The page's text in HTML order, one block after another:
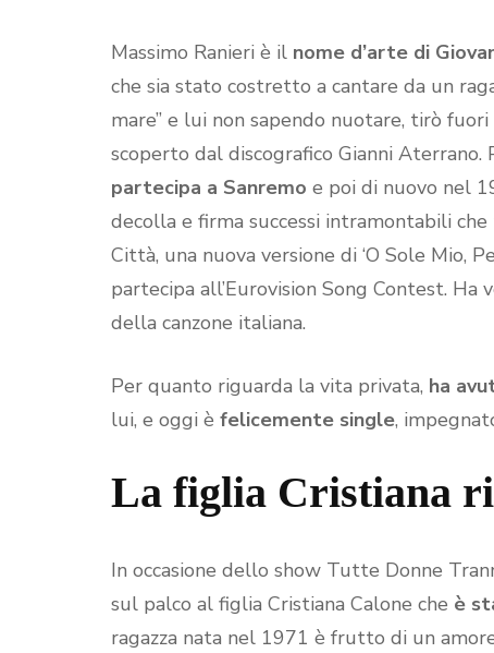
Massimo Ranieri è il nome d’arte di
che sia stato costretto a cantare da un
mare” e lui non sapendo nuotare, tirò
scoperto dal discografico Gianni
partecipa a Sanremo e poi di nuovo nel
decolla e firma successi intramontabili che
Città, una nuova versione di ‘O Sole Mio,
partecipa all’Eurovision Song Contest.
della canzone italiana.
Per quanto riguarda la vita privata, ha
lui, e oggi è felicemente single,
La figlia Cristiana
In occasione dello show Tutte Donne
sul palco al figlia Cristiana Calone che è
ragazza nata nel 1971 è frutto di un